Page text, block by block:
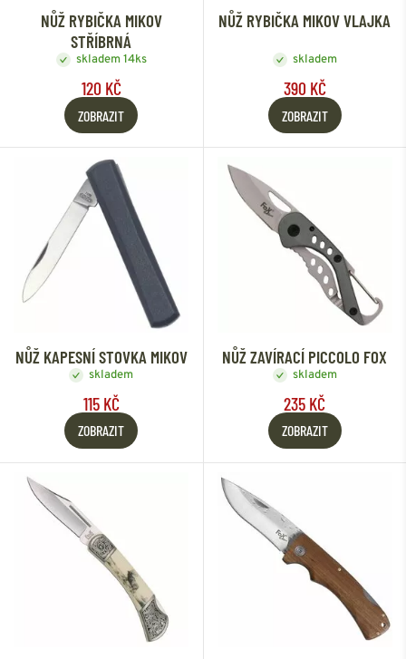
NŮŽ RYBIČKA MIKOV
STŘÍBRNÁ
skladem 14ks
120 KČ
ZOBRAZIT
NŮŽ RYBIČKA MIKOV VLAJKA
skladem
390 KČ
ZOBRAZIT
NŮŽ KAPESNÍ STOVKA MIKOV
skladem
115 KČ
ZOBRAZIT
NŮŽ ZAVÍRACÍ PICCOLO FOX
skladem
235 KČ
ZOBRAZIT